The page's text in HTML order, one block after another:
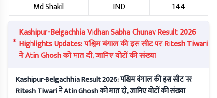
Md Shakil
IND
144
Kashipur-Belgachhia Vidhan Sabha Chunav Result 2026
Highlights Updates: पश्चिम बंगाल की इस सीट पर Ritesh Tiwari
ने Atin Ghosh को मात दी, जानिए वोटों की संख्या
Kashipur-Belgachhia Result 2026: पश्चिम बंगाल की इस सीट पर
Ritesh Tiwari ने Atin Ghosh को मात दी, जानिए वोटों की संख्या